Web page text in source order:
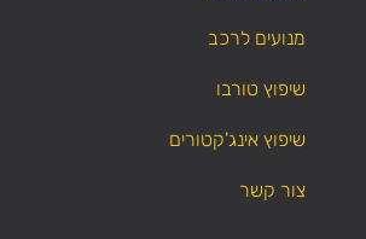
מנועים לרכב
שיפוץ טורבו
שיפוץ אינג'קטורים
צור קשר